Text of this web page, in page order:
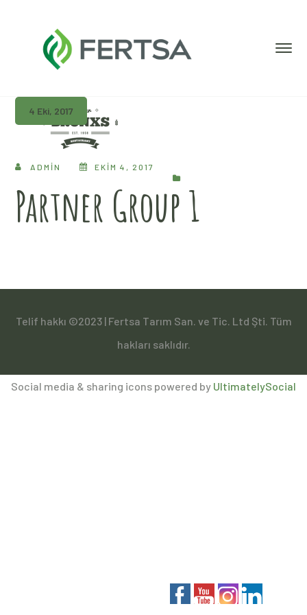
4 Eki, 2017
ADMIN EKIM 4, 2017
Partner Group 1
Telif hakkı ©2023 | Fertsa Tarım San. ve Tic. Ltd Şti. Tüm
hakları saklıdır.
Social media & sharing icons powered by UltimatelySocial